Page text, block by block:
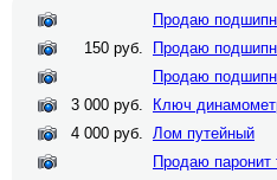
Продаю
150 руб.
Продаю
Продаю
3 000 руб.
Ключ
4 000 руб. Лом путейный
Продаю